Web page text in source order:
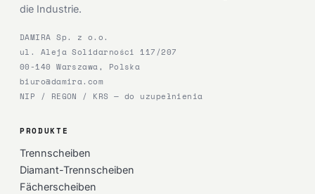
die Industrie.
DAMIRA Sp. z o.o.
ul. Aleja Solidarności 117/207
00-140 Warszawa, Polska
biuro@damira.com
NIP / REGON / KRS — do uzupełnienia
PRODUKTE
Trennscheiben
Diamant-Trennscheiben
Fächerscheiben